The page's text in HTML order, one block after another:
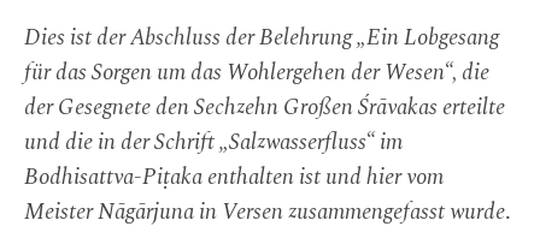
Dies ist der Abschluss der Belehrung „Ein Lobgesang
für das Sorgen um das Wohlergehen der Wesen“, die
der Gesegnete den Sechzehn Großen Śrāvakas erteilte
und die in der Schrift „Salzwasserfluss“ im
Bodhisattva-Piṭaka enthalten ist und hier vom
Meister Nāgārjuna in Versen zusammengefasst wurde.